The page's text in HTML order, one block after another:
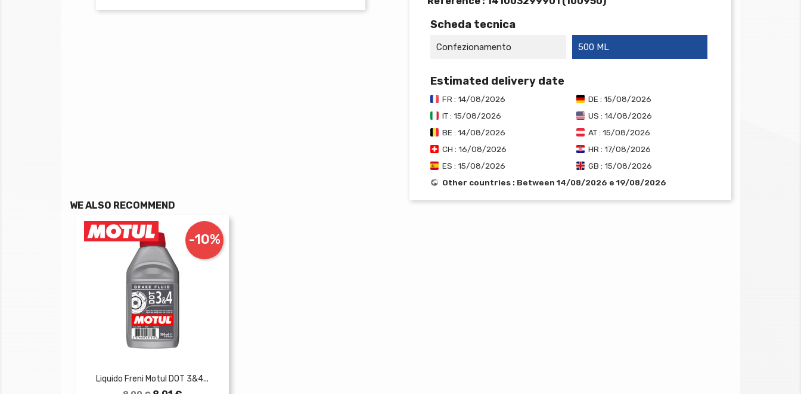
Scheda tecnica
Confezionamento 500 ML
Estimated delivery date
FR : 14/08/2026
DE : 15/08/2026
IT : 15/08/2026
US : 14/08/2026
BE : 14/08/2026
AT : 15/08/2026
CH : 16/08/2026
HR : 17/08/2026
ES : 15/08/2026
GB : 15/08/2026
Other countries : Between 14/08/2026 e 19/08/2026
WE ALSO RECOMMEND
Liquido Freni Motul DOT 3&4...
-10%